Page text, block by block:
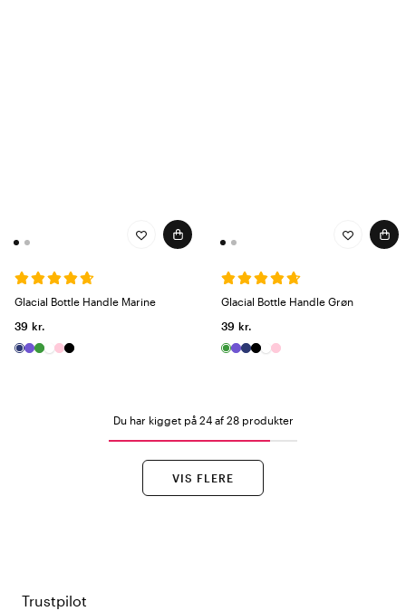
Glacial Bottle Handle Marine
39 kr.
Glacial Bottle Handle Grøn
39 kr.
Du har kigget på 24 af 28 produkter
VIS FLERE
Trustpilot